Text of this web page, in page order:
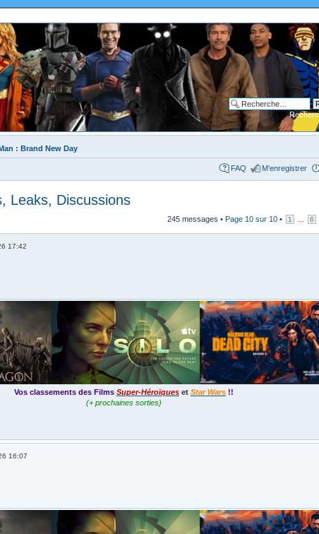
: Brand New Day
FAQ M’enregistrer
Leaks, Discussions
245 messages • Page 10 sur 10 • 1 6
17:42
Vos classements des Films Super-Héroïques et Star Wars !!
(+ prochaines sorties)
16:07